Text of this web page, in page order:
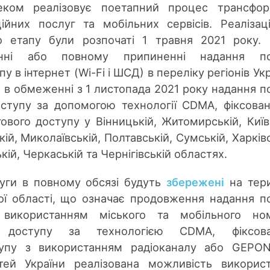
реалізовує поетапний процес
послуг та мобільних сервісів.
етапу були розпочаті 1 травня 2021 року.
або повному припиненні надання
в інтернет (Wi-Fi і ШСД) в переліку регіонів
обмеженні з 1 листопада 2021 року надання
за допомогою технології CDMA,
доступу у Вінницькій, Житомирській,
Миколаївській, Полтавській, Сумській,
Черкаській та Чернігівській областях.
в повному обсязі будутьзбережені на
області, що означає продовження надання
міського та мобільного
доступу за технологією CDMA,
з використанням радіоканалу або
України реалізована можливість